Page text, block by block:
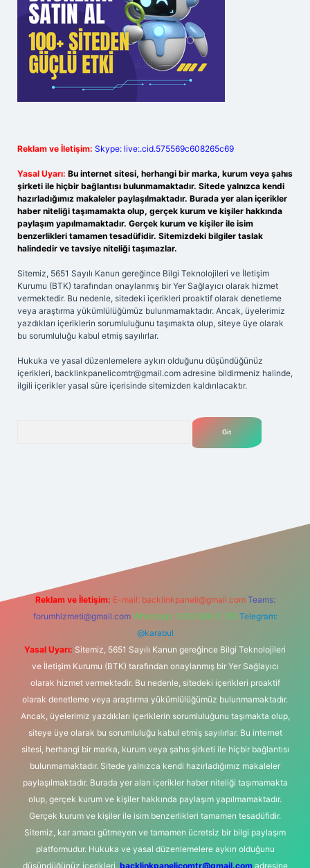
Reklam ve İletişim: Skype: live:.cid.575569c608265c69
Yasal Uyarı: Bu internet sitesi, herhangi bir marka, kurum veya şahıs
şirketi ile hiçbir bağlantısı bulunmamaktadır. Sitede yalnızca kendi
hazırladığımız makaleler paylaşılmaktadır. Burada yer alan içerikler
haber niteliği taşımamakta olup, gerçek kurum ve kişiler hakkında
paylaşım yapılmamaktadır. Gerçek kurum ve kişiler ile isim
benzerlikleri tamamen tesadüfidir. Sitemizdeki bilgiler taslak
halindedir ve tavsiye niteliği taşımazlar.
Sitemiz, 5651 Sayılı Kanun gereğince Bilgi Teknolojileri ve İletişim
Kurumu (BTK) tarafından onaylanmış bir Yer Sağlayıcı olarak hizmet
vermektedir. Bu nedenle, sitedeki içerikleri proaktif olarak denetleme
veya araştırma yükümlülüğümüz bulunmamaktadır. Ancak, üyelerimiz
yazdıkları içeriklerin sorumluluğunu taşımakta olup, siteye üye olarak
bu sorumluluğu kabul etmiş sayılırlar.
Hukuka ve yasal düzenlemelere aykırı olduğunu düşündüğünüz
içerikleri, backlinkpanelicomtr@gmail.com adresine bildirmeniz halinde,
ilgili içerikler yasal süre içerisinde sitemizden kaldırılacaktır.
Reklam ve İletişim: E-mail: backlinkpaneli@gmail.com Teams:
forumhizmeti@gmail.com Whatsapp: 0262 606 0 726 Telegram:
@karabul
Yasal Uyarı: Sitemiz, 5651 Sayılı Kanun gereğince Bilgi Teknolojileri
ve İletişim Kurumu (BTK) tarafından onaylanmış bir Yer Sağlayıcı
olarak hizmet vermektedir. Bu nedenle, sitedeki içerikleri proaktif
olarak denetleme veya araştırma yükümlülüğümüz bulunmamaktadır.
Ancak, üyelerimiz yazdıkları içeriklerin sorumluluğunu taşımakta olup,
siteye üye olarak bu sorumluluğu kabul etmiş sayılırlar. Bu internet
sitesi, herhangi bir marka, kurum veya şahıs şirketi ile hiçbir bağlantısı
bulunmamaktadır. Sitede yalnızca kendi hazırladığımız makaleler
paylaşılmaktadır. Burada yer alan içerikler haber niteliği taşımamakta
olup, gerçek kurum ve kişiler hakkında paylaşım yapılmamaktadır.
Gerçek kurum ve kişiler ile isim benzerlikleri tamamen tesadüfidir.
Sitemiz, kar amacı gütmeyen ve tamamen ücretsiz bir bilgi paylaşım
platformudur. Hukuka ve yasal düzenlemelere aykırı olduğunu
düşündüğünüz içerikleri, backlinkpanelicomtr@gmail.comadresine